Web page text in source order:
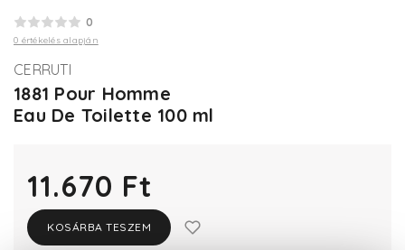
0
0 értékelés alapján
CERRUTI
1881 Pour Homme
Eau De Toilette 100 ml
11.670 Ft
KOSÁRBA TESZEM